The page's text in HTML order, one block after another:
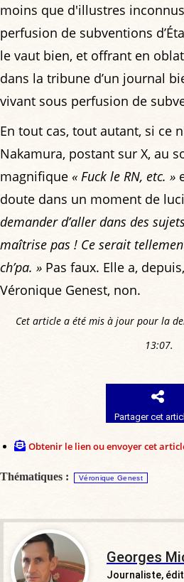
moins que d'illustres
perfusion de subventions
le vaut bien, et offrant en
dans la tribune d’un journal
vivant sous perfusion de
En tout cas, tout autant, si ce
Nakamura, postant sur X, au
magnifique « Fuck le RN, etc. »
doute dans un moment de
demander d’aller dans des
maîtrise pas ! Ce serait
ch’pa. » Pas faux. Elle a,
Véronique Genest, non.
Cet article a été mis à jour pour la
13:07.
Partager cet
Obtenir le lien ou envoyer cet
Thématiques : Véronique Genest
Georges
Journaliste,